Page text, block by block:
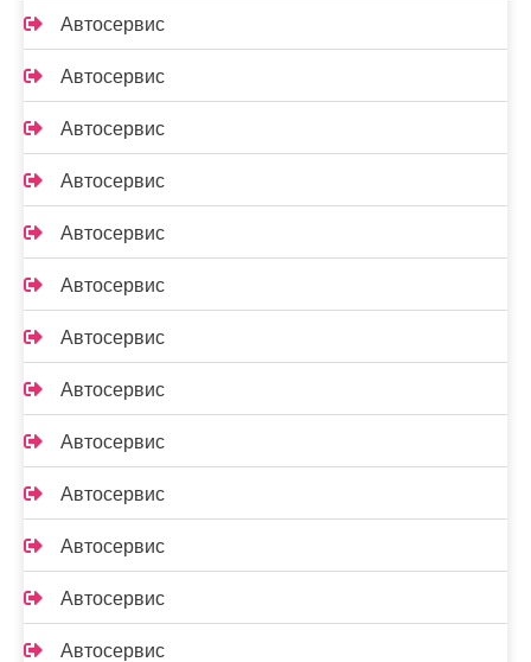
Автосервис
Автосервис
Автосервис
Автосервис
Автосервис
Автосервис
Автосервис
Автосервис
Автосервис
Автосервис
Автосервис
Автосервис
Автосервис